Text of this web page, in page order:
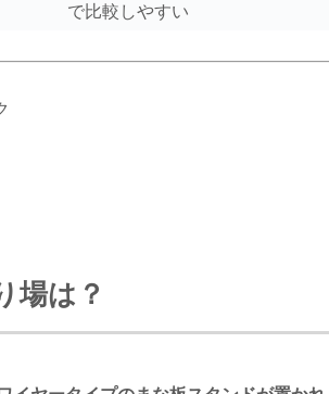
で比較しやすい
場は？